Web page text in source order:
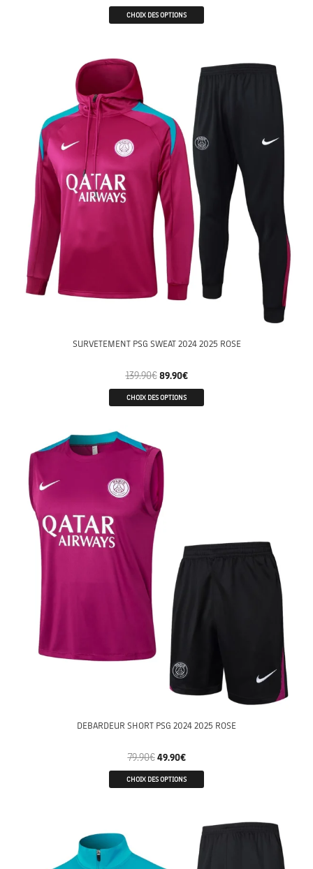
CHOIX DES OPTIONS
SURVETEMENT PSG SWEAT 2024 2025 ROSE
139.90€ 89.90€
CHOIX DES OPTIONS
DEBARDEUR SHORT PSG 2024 2025 ROSE
79.90€ 49.90€
CHOIX DES OPTIONS